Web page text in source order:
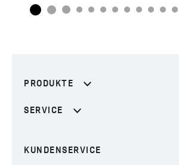
PRODUKTE
SERVICE
KUNDENSERVICE